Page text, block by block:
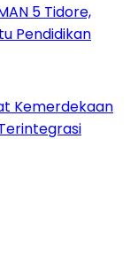
5 Tidore,
Pendidikan
Kemerdekaan